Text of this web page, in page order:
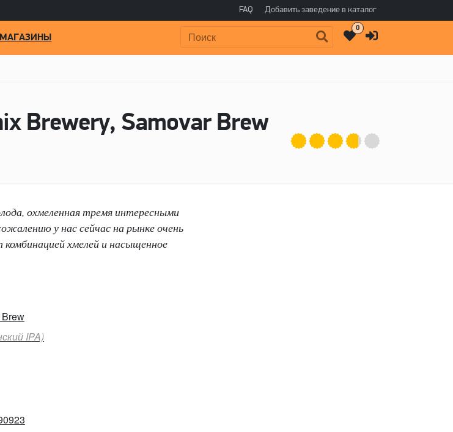
FAQ Добавить заведение в каталог
Поиск: 0
Brewery, Samovar Brew
охмеленная тремя интересными
у нас сейчас на рынке очень
хмелей и насыщенное
IPA)